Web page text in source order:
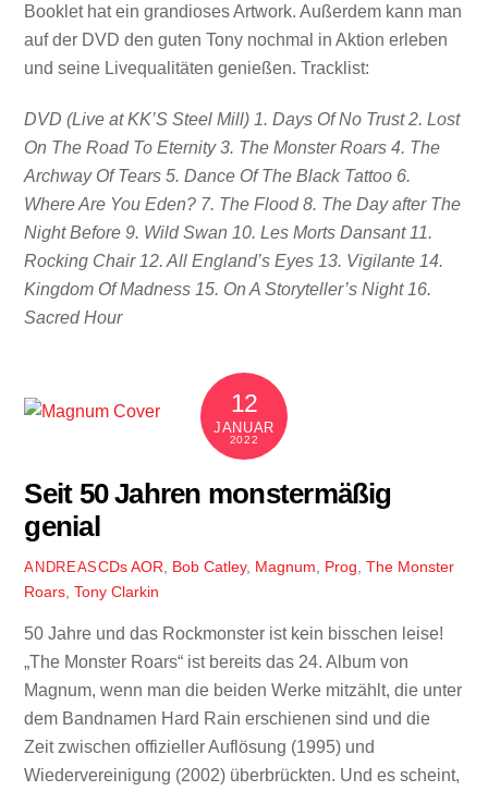
Booklet hat ein grandioses Artwork. Außerdem kann man
auf der DVD den guten Tony nochmal in Aktion erleben
und seine Livequalitäten genießen. Tracklist:
DVD (Live at KK’S Steel Mill) 1. Days Of No Trust 2. Lost
On The Road To Eternity 3. The Monster Roars 4. The
Archway Of Tears 5. Dance Of The Black Tattoo 6.
Where Are You Eden? 7. The Flood 8. The Day after The
Night Before 9. Wild Swan 10. Les Morts Dansant 11.
Rocking Chair 12. All England’s Eyes 13. Vigilante 14.
Kingdom Of Madness 15. On A Storyteller’s Night 16.
Sacred Hour
12
JANUAR
2022
Seit 50 Jahren monstermäßig
genial
ANDREASCDsAOR Bob Catley, Magnum Prog The Monster
Roars ,Tony Clarkin
50 Jahre und das Rockmonster ist kein bisschen leise!
„The Monster Roars“ ist bereits das 24. Album von
Magnum, wenn man die beiden Werke mitzählt, die unter
dem Bandnamen Hard Rain erschienen sind und die
Zeit zwischen offizieller Auflösung (1995) und
Wiedervereinigung (2002) überbrückten. Und es scheint,